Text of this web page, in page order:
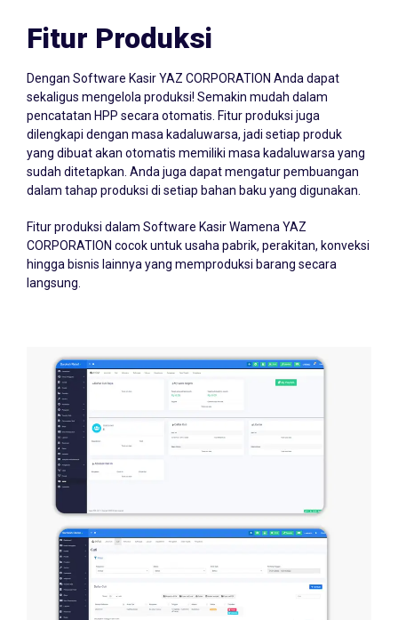
Fitur Produksi
sekaligus mengelola produksi! Semakin mudah dalam
pencatatan HPP secara otomatis. Fitur produksi juga
dilengkapi dengan masa kadaluwarsa, jadi setiap produk
yang dibuat akan otomatis memiliki masa kadaluwarsa yang
sudah ditetapkan. Anda juga dapat mengatur pembuangan
dalam tahap produksi di setiap bahan baku yang digunakan.
CORPORATION cocok untuk usaha pabrik, perakitan, konveksi
hingga bisnis lainnya yang memproduksi barang secara
langsung.